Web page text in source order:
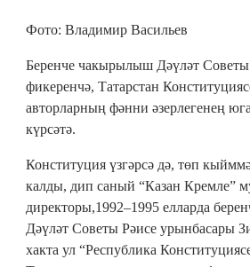
Фото: Владимир Васильев
Беренче чакырылыш Дәүләт
фикеренчә, Татарстан
авторларның фәнни әзерлегенең
күрсәтә.
Конституция үзгәрсә дә, төп
калды, дип саный “Казан Кремле”
директоры,1992–1995 елларда
Дәүләт Советы Рәисе урынбасары
хакта ул “Республика